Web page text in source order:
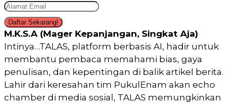
Daftar Sekarang!
M.K.S.A (Mager Kepanjangan, Singkat Aja)
Intinya…TALAS, platform berbasis AI, hadir untuk
membantu pembaca memahami bias, gaya
penulisan, dan kepentingan di balik artikel berita.
Lahir dari keresahan tim PukulEnam akan echo
chamber di media sosial, TALAS memungkinkan